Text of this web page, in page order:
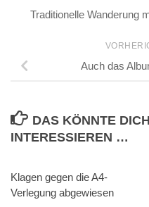
Traditionelle Wanderung
Auch das
DAS KÖNNTE
INTERESSIEREN …
Klagen gegen die A4-
Verlegung abgewiesen